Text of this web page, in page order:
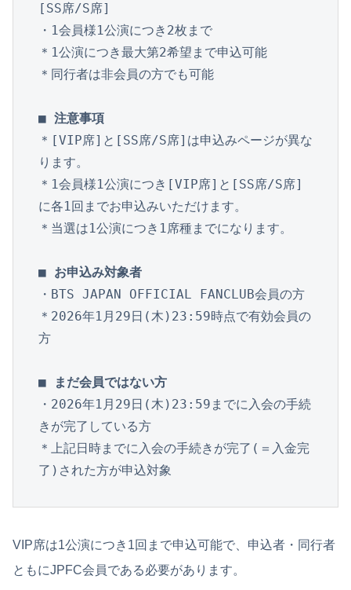
[SS席/S席]
・1会員様1公演につき2枚まで
＊1公演につき最大第2希望まで申込可能
＊同行者は非会員の方でも可能
■ 注意事項
＊[VIP席]と[SS席/S席]は申込みページが異な
ります。
＊1会員様1公演につき[VIP席]と[SS席/S席]
に各1回までお申込みいただけます。
＊当選は1公演につき1席種までになります。
・BTS JAPAN OFFICIAL FANCLUB会員の方
＊2026年1月29日(木)23:59時点で有効会員の
方
■ まだ会員ではない方
・2026年1月29日(木)23:59までに入会の手続
きが完了している方
＊上記日時までに入会の手続きが完了(＝入金完
了)された方が申込対象
VIP席は1公演につき1回まで申込可能で、申込者・同行者
ともにJPFC会員である必要があります。